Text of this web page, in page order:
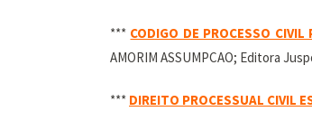
*** CODIGO DE PROCESSO
AMORIM ASSUMPCAO; Editora
*** DIREITO PROCESSUAL CIVIL